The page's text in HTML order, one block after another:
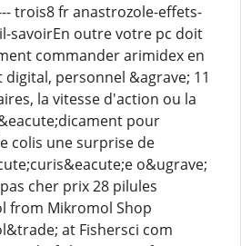
trois8 fr anastrozole-effets-
savoirEn outre votre pc doit
commander arimidex en
personnel &agrave; 11
la vitesse d'action ou la
pour
colis une surprise de
o&ugrave;
cher prix 28 pilules
from Mikromol Shop
at Fishersci com